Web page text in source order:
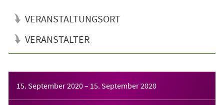
VERANSTALTUNGSORT
VERANSTALTER
15. September 2020– 15. September 2020